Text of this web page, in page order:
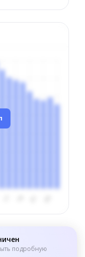
подробную